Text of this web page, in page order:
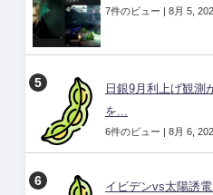
7件のビュー | 8月 5,
日銀9月利上げ観測
を...
6件のビュー | 8月 6,
イビデンvs太陽誘